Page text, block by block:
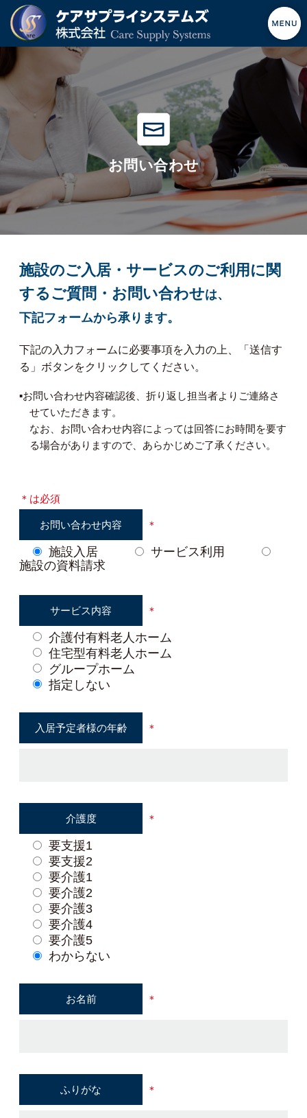
お問い合わせ
施設のご入居・サービスのご利用に関
するご質問・お問い合わせは、
下記フォームから承ります。
下記の入力フォームに必要事項を入力の上、「送信す
る」ボタンをクリックしてください。
▪︎お問い合わせ内容確認後、折り返し担当者よりご連絡さ
せていただきます。
なお、お問い合わせ内容によっては回答にお時間を要す
る場合がありますので、あらかじめご了承ください。
＊は必須
お問い合わせ内容 ＊
施設入居
サービス利用
施設の資料請求
サービス内容 ＊
介護付有料老人ホーム
住宅型有料老人ホーム
グループホーム
指定しない
入居予定者様の年齢 ＊
介護度 ＊
要支援1
要支援2
要介護1
要介護2
要介護3
要介護4
要介護5
わからない
お名前 ＊
ふりがな ＊